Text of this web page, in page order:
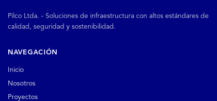
Pilco Ltda. - Soluciones de infraestructura con altos estándares de
calidad, seguridad y sostenibilidad.
NAVEGACIÓN
Inicio
Nosotros
Proyectos